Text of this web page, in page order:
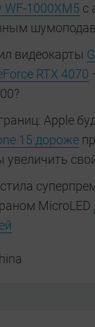
WF-1000XM5 с
видеокарты
RTX 4070
Apple
15 дороже
увеличить
MicroLED